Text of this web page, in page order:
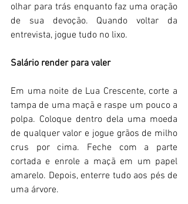
olhar para trás enquanto faz uma oração
de sua devoção. Quando voltar da
entrevista, jogue tudo no lixo.
Salário render para valer
Em uma noite de Lua Crescente, corte a
tampa de uma maçã e raspe um pouco a
polpa. Coloque dentro dela uma moeda
de qualquer valor e jogue grãos de milho
crus por cima. Feche com a parte
cortada e enrole a maçã em um papel
amarelo. Depois, enterre tudo aos pés de
uma árvore.